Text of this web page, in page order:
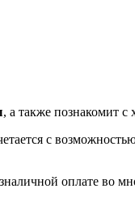
, а также познакомит с
с
оплате во